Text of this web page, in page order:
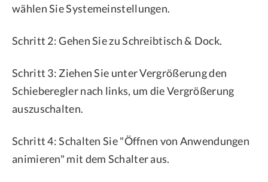
wählen Sie Systemeinstellungen.
Schritt 2: Gehen Sie zu Schreibtisch & Dock.
Schritt 3: Ziehen Sie unter Vergrößerung den
Schieberegler nach links, um die Vergrößerung
auszuschalten.
Schritt 4: Schalten Sie "Öffnen von Anwendungen
animieren" mit dem Schalter aus.